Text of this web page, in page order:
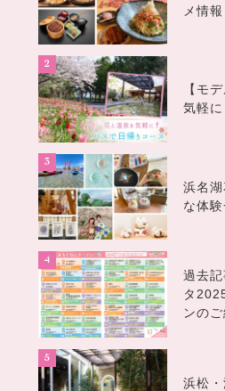
メ情報
【モ
気軽
浜名
な体
過去
タ
ンの
浜松